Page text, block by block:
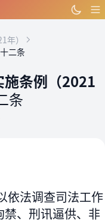
）
二条
施条例（2021
条
依法调查司法工作
、刑讯逼供、非